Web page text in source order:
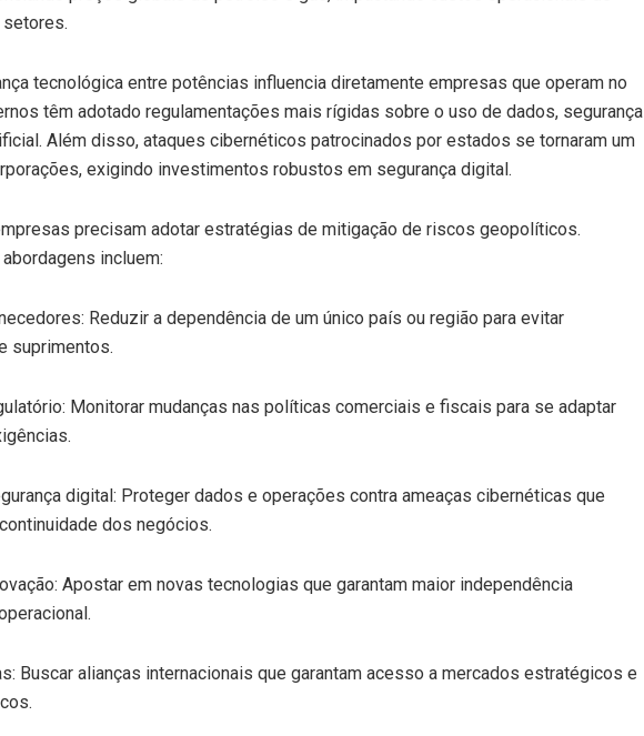
tecnológica entre potências influencia diretamente empresas que operam no
têm adotado regulamentações mais rígidas sobre o uso de dados, segurança
Além disso, ataques cibernéticos patrocinados por estados se tornaram um
exigindo investimentos robustos em segurança digital.
precisam adotar estratégias de mitigação de riscos geopolíticos.
incluem:
Reduzir a dependência de um único país ou região para evitar
suprimentos.
Monitorar mudanças nas políticas comerciais e fiscais para se adaptar
digital: Proteger dados e operações contra ameaças cibernéticas que
dos negócios.
Apostar em novas tecnologias que garantam maior independência
Buscar alianças internacionais que garantam acesso a mercados estratégicos e